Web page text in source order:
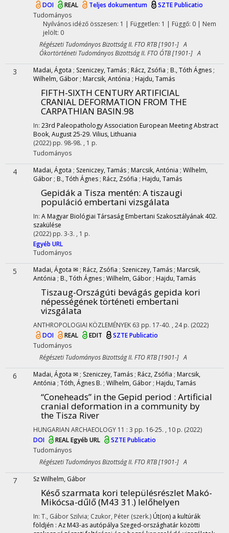
DOI
REAL Teljes dokumentum
SZTE Publicatio
Tudományos
Nyilvános idéző összesen: 1 | Független: 1 | Függő: 0 | Nem
jelölt: 0
Régészeti Tudományos Bizottság II. FTO RTB [1901-] A
Ókortörténeti Tudományos Bizottság II. FTO ÓTB [1901-] A
3 Madai, Ágota ; Szeniczey, Tamás ; Rácz, Zsófia ; B., Tóth Ágnes ;
Wilhelm, Gábor ; Marcsik, Antónia ; Hajdu, Tamás
FIFTH-SIXTH CENTURY ARTIFICIAL
CRANIAL DEFORMATION FROM THE
CARPATHIAN BASIN.98
In: 23rd Paleopathology Association European Meeting Abstract
Book, August 25-29. Vilius, Lithuania
(2022) pp. 98-98. , 1 p.
Tudományos
4 Madai, Ágota ; Szeniczey, Tamás ; Marcsik, Antónia ; Wilhelm,
Gábor ; B., Tóth Ágnes ; Rácz, Zsófia ; Hajdu, Tamás
Gepidák a Tisza mentén: A tiszaugi
populáció embertani vizsgálata
In: A Magyar Biológiai Társaság Embertani Szakosztályának 402.
szakülése
(2022) pp. 3-3. , 1 p.
Egyéb URL
Tudományos
5 Madai, Ágota ✉ ; Rácz, Zsófia ; Szeniczey, Tamás ; Marcsik,
Antónia ; B., Tóth Ágnes ; Wilhelm, Gábor ; Hajdu, Tamás
Tiszaug-Országúti bevágás gepida kori
népességének történeti embertani
vizsgálata
ANTHROPOLOGIAI KÖZLEMÉNYEK 63 pp. 17-40. , 24 p. (2022)
DOI
REAL EDIT
SZTE Publicatio
Tudományos
Régészeti Tudományos Bizottság II. FTO RTB [1901-] A
6 Madai, Ágota ✉ ; Szeniczey, Tamás ; Rácz, Zsófia ; Marcsik,
Antónia ; Tóth, Ágnes B. ; Wilhelm, Gábor ; Hajdu, Tamás
“Coneheads” in the Gepid period : Artificial
cranial deformation in a community by
the Tisza River
HUNGARIAN ARCHAEOLOGY 11 : 3 pp. 16-25. , 10 p. (2022)
DOI
REALEgyéb URL
SZTE Publicatio
Tudományos
Régészeti Tudományos Bizottság II. FTO RTB [1901-] A
7 Sz Wilhelm, Gábor
Késő szarmata kori településrészlet Makó-
Mikócsa-dűlő (M43 31.) lelőhelyen
In: T., Gábor Szilvia; Czukor, Péter (szerk.) Út(on) a kultúrák
földjén : Az M43-as autópálya Szeged-országhatár közötti